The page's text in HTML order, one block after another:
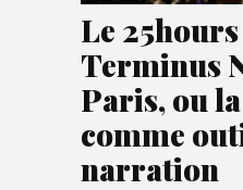
Le
Terminus
Paris, ou
comme
narration